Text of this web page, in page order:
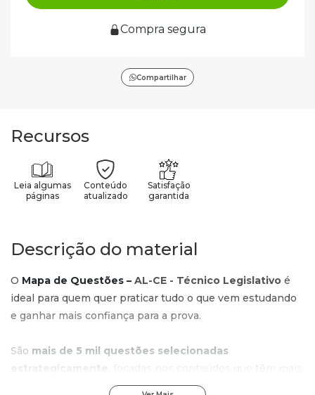
Compra segura
Compartilhar
Recursos
Leia algumas
páginas
Conteúdo
atualizado
Satisfação
garantida
Descrição do material
O Mapa de Questões – AL-CE - Técnico Legislativo é
ideal para quem quer praticar tudo o que vem estudando
e ganhar mais confiança para a prova.
São mais de 5 mil questões selecionadas
estrategicamente
chance de cair no concurso.